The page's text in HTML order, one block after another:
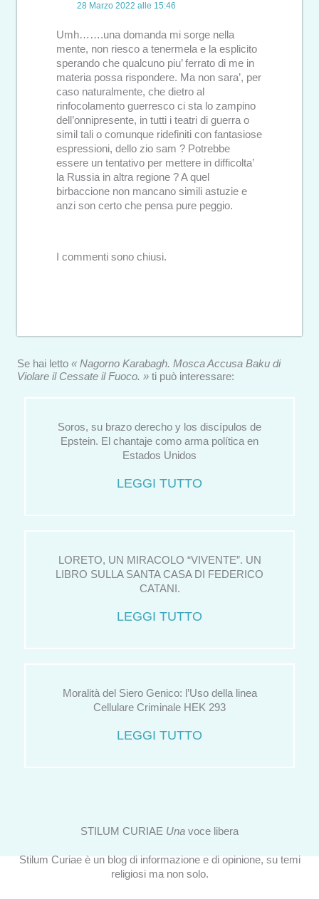
28 Marzo 2022 alle 15:46
Umh…….una domanda mi sorge nella
mente, non riesco a tenermela e la esplicito
sperando che qualcuno piu’ ferrato di me in
materia possa rispondere. Ma non sara’, per
caso naturalmente, che dietro al
rinfocolamento guerresco ci sta lo zampino
dell’onnipresente, in tutti i teatri di guerra o
simil tali o comunque ridefiniti con fantasiose
espressioni, dello zio sam ? Potrebbe
essere un tentativo per mettere in difficolta’
la Russia in altra regione ? A quel
birbaccione non mancano simili astuzie e
anzi son certo che pensa pure peggio.
I commenti sono chiusi.
Se hai letto « Nagorno Karabagh. Mosca Accusa Baku di
Violare il Cessate il Fuoco. » ti può interessare:
Soros, su brazo derecho y los discípulos de
Epstein. El chantaje como arma política en
Estados Unidos
LEGGI TUTTO
LORETO, UN MIRACOLO “VIVENTE”. UN
LIBRO SULLA SANTA CASA DI FEDERICO
CATANI.
LEGGI TUTTO
Moralità del Siero Genico: l’Uso della linea
Cellulare Criminale HEK 293
LEGGI TUTTO
STILUM CURIAE Una voce libera
Stilum Curiae è un blog di informazione e di opinione, su temi
religiosi ma non solo.